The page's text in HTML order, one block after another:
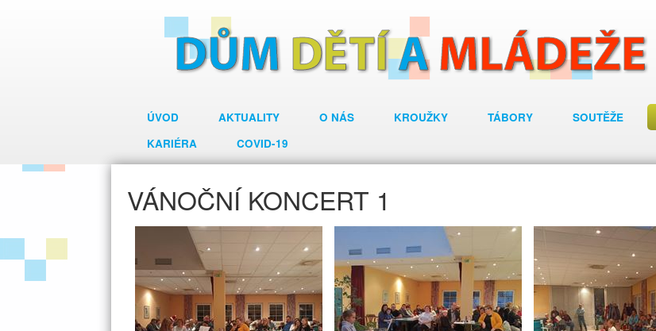
ÚVOD AKTUALITY O NÁS KROUŽKY TÁBORY SOUTĚŽE
KARIÉRA
COVID-19
VÁNOČNÍ KONCERT 1